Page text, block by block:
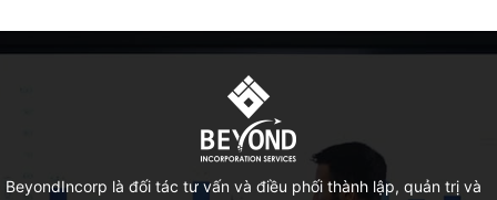
BeyondIncorp là đối tác tư vấn và điều phối thành lập, quản trị và